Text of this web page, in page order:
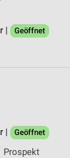
|
Geöffnet
|
Geöffnet
Prospekt